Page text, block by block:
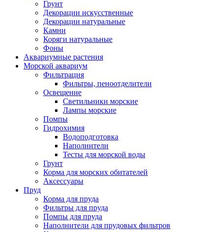
Грунт
Декорации искусственные
Декорации натуральные
Камни
Коряги натуральные
Фоны
Аквариумные растения
Морской аквариум
Фильтрация
Фильтры, пеноотделители
Освещение
Светильники морские
Лампы морские
Помпы
Гидрохимия
Водоподготовка
Наполнители
Тесты для морской воды
Грунт
Корма для морских обитателей
Аксессуары
Пруд
Корма для пруда
Фильтры для пруда
Помпы для пруда
Наполнители для прудовых фильтров